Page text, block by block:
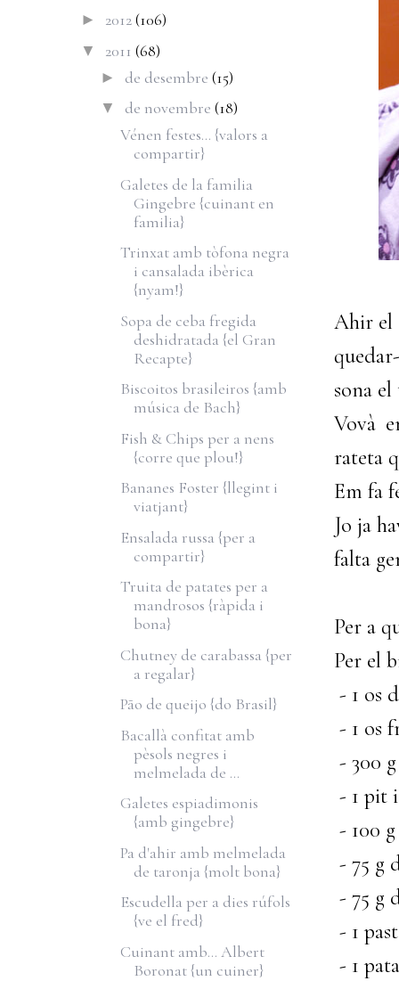
Ahir el
sona
Vovà
rateta
Em fa
Jo ja
falta
Per a
Per el
- 1 os
- 1 os
- 300
- 1 pit
- 100
- 75 g
- 75 g
- 1
- 1
► 2012(106)
▼ 2011 (68)
► de desembre (15)
▼ de novembre (18)
Vénen festes... {valors a
compartir}
Galetes de la familia
Gingebre {cuinant en
familia}
Trinxat amb tòfona negra
i cansalada ibèrica
{nyam!}
Sopa de ceba fregida
deshidratada {el Gran
Recapte}
Biscoitos brasileiros {amb
música de Bach}
Fish & Chips per a nens
{corre que plou!}
Bananes Foster {llegint i
viatjant}
Ensalada russa {per a
compartir}
Truita de patates per a
mandrosos {ràpida i
bona}
Chutney de carabassa {per
a regalar}
Pão de queijo {do Brasil}
Bacallà confitat amb
pèsols negres i
melmelada de ...
Galetes espiadimonis
{amb gingebre}
Pa d'ahir amb melmelada
de taronja {molt bona}
Escudella per a dies rúfols
{ve el fred}
Cuinant amb... Albert
Boronat {un cuiner}